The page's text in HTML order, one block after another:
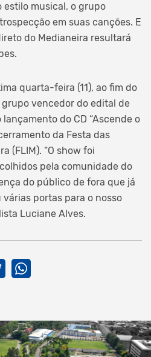
estilo musical, o grupo
em suas canções. E
do Medianeira resultará
quarta-feira (11), ao fim do
vencedor do edital de
do CD “Ascende o
da Festa das
(FLIM). “O show foi
pela comunidade do
do público de fora que já
portas para o nosso
Luciane Alves.